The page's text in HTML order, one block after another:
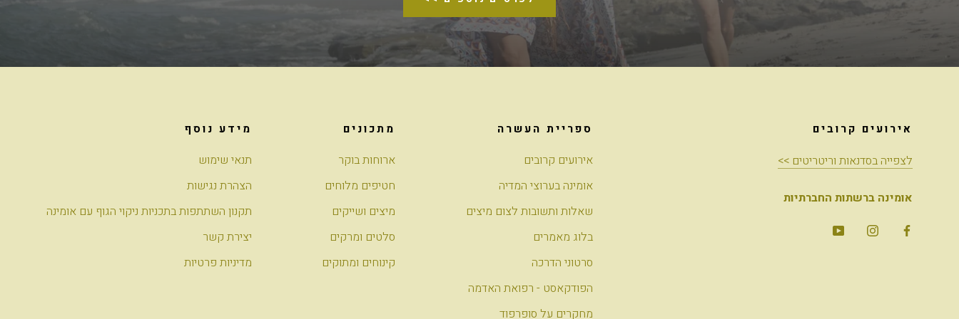
אירועים קרובים
לצפייה בסדנאות וריטריטים >>
אומינה ברשתות החברתיות
ספריית העשרה
אירועים קרובים
אומינה בערוצי המדיה
שאלות ותשובות לצום מיצים
בלוג מאמרים
סרטוני הדרכה
הפודקאסט - רפואת האדמה
מחקרים על סופרפוד
מתכונים
ארוחות בוקר
חטיפים מלוחים
מיצים ושייקים
סלטים ומרקים
קינוחים ומתוקים
מידע נוסף
תנאי שימוש
הצהרת נגישות
תקנון השתתפות בתכניות ניקוי הגוף עם אומינה
יצירת קשר
מדיניות פרטיות